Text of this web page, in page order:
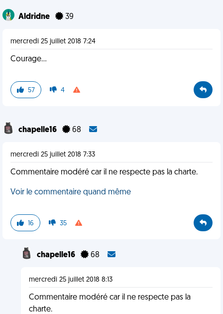
Aldridne 39
mercredi 25 juillet 2018 7:24
Courage...
57 4
chapelle16 68
mercredi 25 juillet 2018 7:33
Commentaire modéré car il ne respecte pas la charte.
Voir le commentaire quand même
16 35
chapelle16 68
mercredi 25 juillet 2018 8:13
Commentaire modéré car il ne respecte pas la
charte.